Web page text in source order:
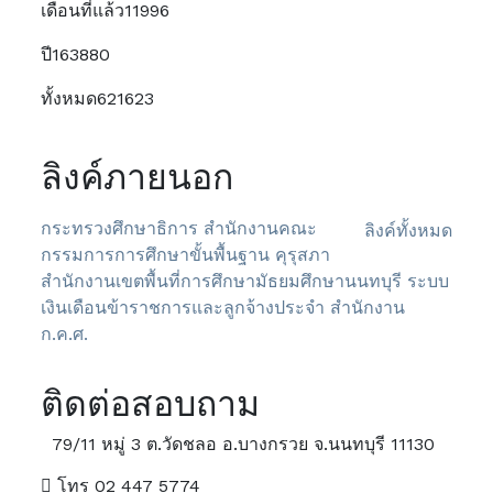
เดือนที่แล้ว11996
ปี163880
ทั้งหมด621623
ลิงค์ภายนอก
ลิงค์ทั้งหมด
กระทรวงศึกษาธิการ สำนักงานคณะ
กรรมการการศึกษาขั้นพื้นฐาน คุรุสภา
สำนักงานเขตพื้นที่การศึกษามัธยมศึกษานนทบุรี ระบบ
เงินเดือนข้าราชการและลูกจ้างประจำ สำนักงาน
ก.ค.ศ.
ติดต่อสอบถาม
79/11 หมู่ 3 ต.วัดชลอ อ.บางกรวย จ.นนทบุรี 11130
โทร 02 447 5774